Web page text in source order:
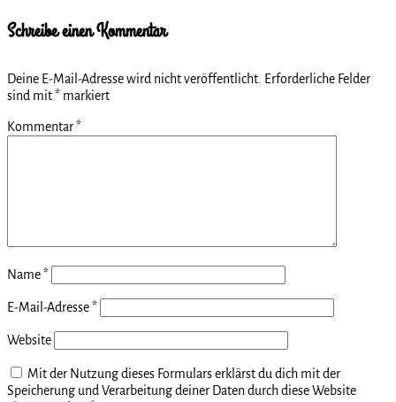
Schreibe einen Kommentar
Deine E-Mail-Adresse wird nicht veröffentlicht. Erforderliche Felder
sind mit* markiert
Kommentar*
Name*
E-Mail-Adresse*
Website
Mit der Nutzung dieses Formulars erklärst du dich mit der
Speicherung und Verarbeitung deiner Daten durch diese Website